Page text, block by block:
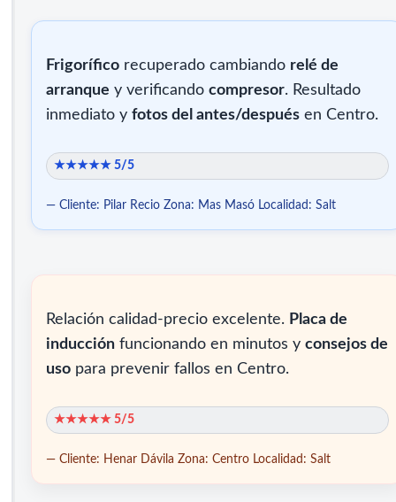
★★★★★ 5/5
Frigorífico recuperado cambiando relé de
arranque y verificandocompresor. Resultado
inmediato yfotos del antes/después en Centro.
— Cliente: Pilar Recio Zona: Mas Masó Localidad: Salt
★★★★★ 5/5
Relación calidad-precio excelente. Placa de
inducción funcionando en minutos yconsejos de
uso para prevenir fallos en Centro.
— Cliente: Henar Dávila Zona: Centro Localidad: Salt